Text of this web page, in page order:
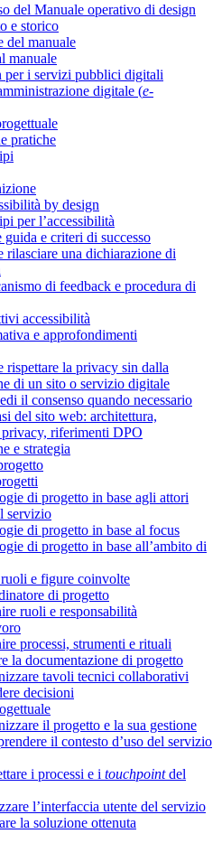
del Manuale operativo di design
e storico
del manuale
manuale
per i servizi pubblici digitali
digitale (e-
pratiche
by design
per l’accessibilità
guida e criteri di successo
rilasciare una dichiarazione di
di feedback e procedura di
accessibilità
e approfondimenti
rispettare la privacy sin dalla
di un sito o servizio digitale
il consenso quando necessario
del sito web: architettura,
riferimenti DPO
e strategia
di progetto in base agli attori
servizio
di progetto in base al focus
di progetto in base all’ambito di
e figure coinvolte
di progetto
ruoli e responsabilità
processi, strumenti e rituali
la documentazione di progetto
tavoli tecnici collaborativi
decisioni
il progetto e la sua gestione
il contesto d’uso del servizio
i processi e i touchpointdel
l’interfaccia utente del servizio
la soluzione ottenuta